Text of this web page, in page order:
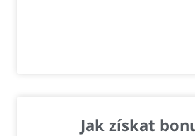
Jak získat